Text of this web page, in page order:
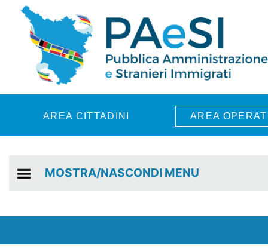
Skip to main content
AREA CITTADINI AREA
MOSTRA/NASCONDI MENU